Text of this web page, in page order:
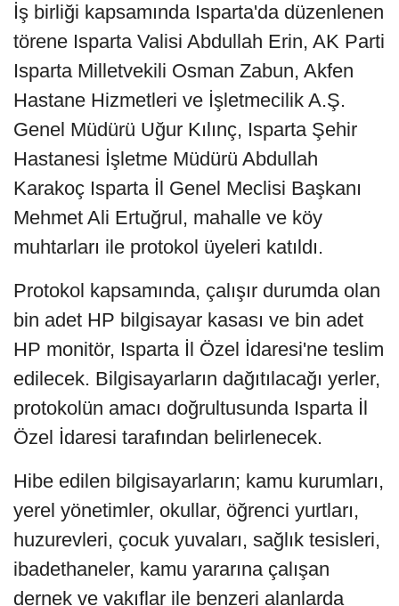
İş birliği kapsamında Isparta'da düzenlenen
törene Isparta Valisi Abdullah Erin, AK Parti
Isparta Milletvekili Osman Zabun, Akfen
Hastane Hizmetleri ve İşletmecilik A.Ş.
Genel Müdürü Uğur Kılınç, Isparta Şehir
Hastanesi İşletme Müdürü Abdullah
Karakoç Isparta İl Genel Meclisi Başkanı
Mehmet Ali Ertuğrul, mahalle ve köy
muhtarları ile protokol üyeleri katıldı.
Protokol kapsamında, çalışır durumda olan
bin adet HP bilgisayar kasası ve bin adet
HP monitör, Isparta İl Özel İdaresi'ne teslim
edilecek. Bilgisayarların dağıtılacağı yerler,
protokolün amacı doğrultusunda Isparta İl
Özel İdaresi tarafından belirlenecek.
Hibe edilen bilgisayarların; kamu kurumları,
yerel yönetimler, okullar, öğrenci yurtları,
huzurevleri, çocuk yuvaları, sağlık tesisleri,
ibadethaneler, kamu yararına çalışan
dernek ve vakıflar ile benzeri alanlarda